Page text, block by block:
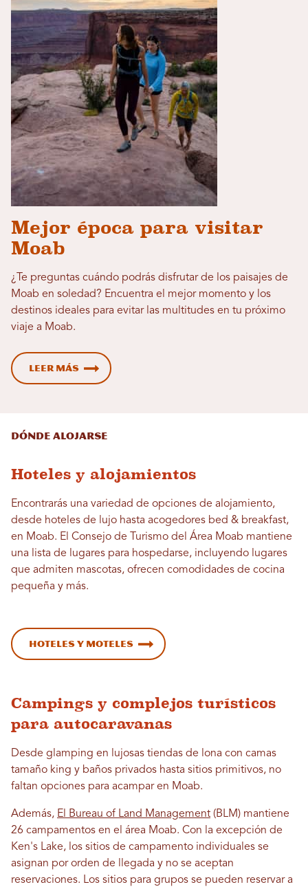
Mejor época para visitar
Moab
¿Te preguntas cuándo podrás disfrutar de los paisajes de
Moab en soledad? Encuentra el mejor momento y los
destinos ideales para evitar las multitudes en tu próximo
viaje a Moab.
Leer más
Dónde alojarse
Hoteles y alojamientos
Encontrarás una variedad de opciones de alojamiento,
desde hoteles de lujo hasta acogedores bed & breakfast,
en Moab. El Consejo de Turismo del Área Moab mantiene
una lista de lugares para hospedarse, incluyendo lugares
que admiten mascotas, ofrecen comodidades de cocina
pequeña y más.
Hoteles y moteles
Campings y complejos turísticos
para autocaravanas
Desde glamping en lujosas tiendas de lona con camas
tamaño king y baños privados hasta sitios primitivos, no
faltan opciones para acampar en Moab.
Además, El Bureau of Land Management (BLM) mantiene
26 campamentos en el área Moab. Con la excepción de
Ken's Lake, los sitios de campamento individuales se
asignan por orden de llegada y no se aceptan
reservaciones. Los sitios para grupos se pueden reservar a